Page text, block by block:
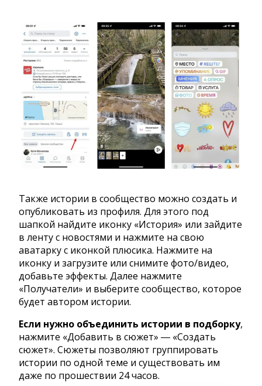
Также истории в сообщество можно создать и
опубликовать из профиля. Для этого под
шапкой найдите иконку «История» или зайдите
в ленту с новостями и нажмите на свою
аватарку с иконкой плюсика. Нажмите на
иконку и загрузите или снимите фото/видео,
добавьте эффекты. Далее нажмите
«Получатели» и выберите сообщество, которое
будет автором истории.
Если нужно объединить истории в подборку,
нажмите «Добавить в сюжет» ― «Создать
сюжет». Сюжеты позволяют группировать
истории по одной теме и существовать им
даже по прошествии 24 часов.